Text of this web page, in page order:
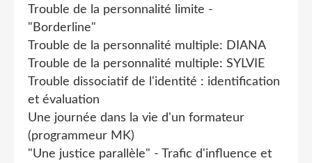
Trouble de la personnalité limite -
"Borderline"
Trouble de la personnalité multiple: DIANA
Trouble de la personnalité multiple: SYLVIE
Trouble dissociatif de l'identité : identification
et évaluation
Une journée dans la vie d'un formateur
(programmeur MK)
"Une justice parallèle" - Trafic d'influence et